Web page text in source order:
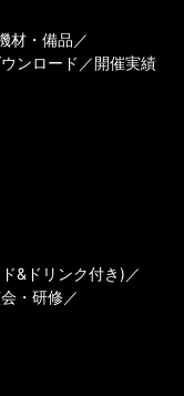
材・備品
ンロード 開催実績
&ドリンク付き)
・研修